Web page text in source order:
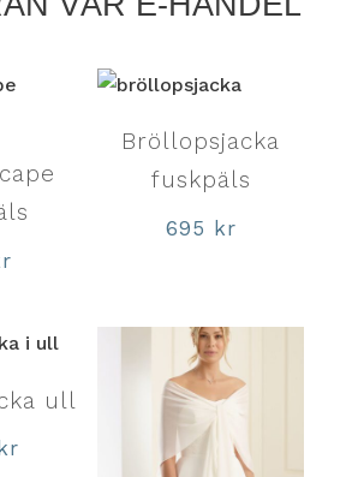
Bröllopsjacka
fuskpäls
695 kr
ull
kr